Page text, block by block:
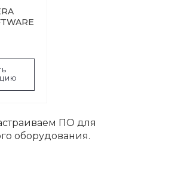
ПО для
оборудования.